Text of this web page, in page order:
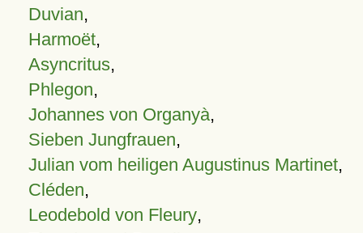
Duvian,
Harmoët,
Asyncritus,
Phlegon,
Johannes von Organyà,
Sieben Jungfrauen,
Julian vom heiligen Augustinus Martinet,
Cléden,
Leodebold von Fleury,